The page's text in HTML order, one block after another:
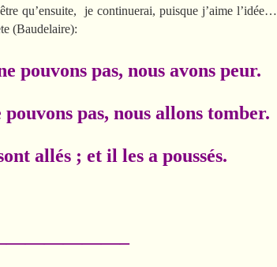
qu’ensuite, je continuerai, puisque j’aime l’idée…
(Baudelaire):
pouvons pas, nous avons peur.
pas, nous allons tomber.
allés ; et il les a poussés.